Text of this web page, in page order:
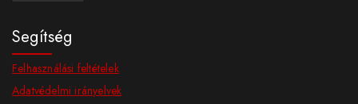
Segítség
Felhasználási feltételek
Adatvédelmi irányelvek